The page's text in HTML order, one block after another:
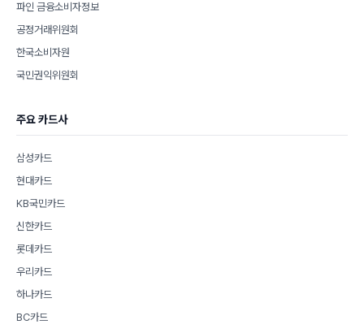
파인 금융소비자정보
공정거래위원회
한국소비자원
국민권익위원회
주요 카드사
삼성카드
현대카드
KB국민카드
신한카드
롯데카드
우리카드
하나카드
BC카드